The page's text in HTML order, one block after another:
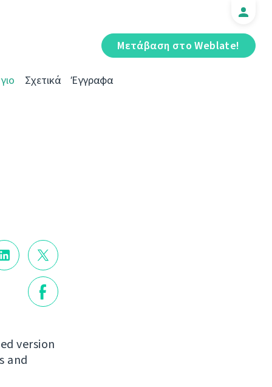
Μετάβαση στο Weblate!
Σχετικά Έγγραφα
version
and